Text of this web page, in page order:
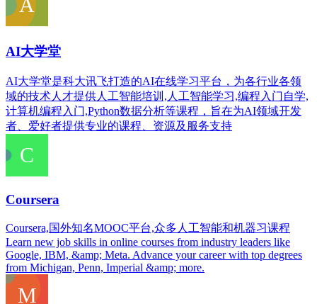
AI大学堂
AI大学堂是科大讯飞打造的AI在线学习平台，为各行业各领
域的技术人才提供人工智能培训,人工智能学习,编程入门自学,
计算机编程入门,Python数据分析等课程，旨在为AI领域开发
者、爱好者提供专业的课程、资源及服务支持
Coursera
Coursera,国外知名MOOC平台,众多人工智能和机器习课程
Learn new job skills in online courses from industry leaders like
Google, IBM, &amp; Meta. Advance your career with top degrees
from Michigan, Penn, Imperial &amp; more.